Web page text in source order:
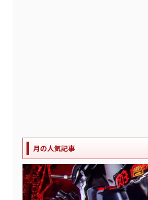
月の人気記事